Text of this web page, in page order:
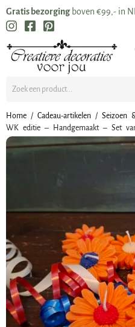
Gratis bezorging boven €99,- in NL
Home / Cadeau-artikelen / Seizoen
WK editie – Handgemaakt – Set